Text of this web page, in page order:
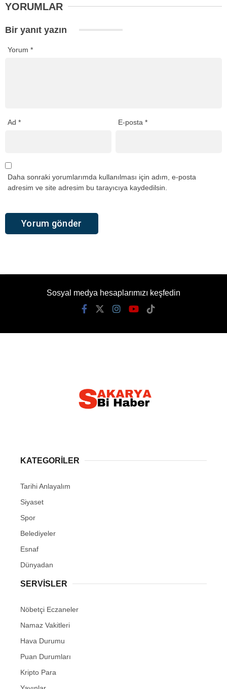
YORUMLAR
Bir yanıt yazın
Yorum *
Ad * E-posta*
Daha sonraki yorumlarımda kullanılması için adım, e-posta
adresim ve site adresim bu tarayıcıya kaydedilsin.
Sosyal medya hesaplarımızı keşfedin
KATEGORİLER
Tarihi Anlayalım
Siyaset
Spor
Belediyeler
Esnaf
Dünyadan
SERVİSLER
Nöbetçi Eczaneler
Namaz Vakitleri
Hava Durumu
Puan Durumları
Kripto Para